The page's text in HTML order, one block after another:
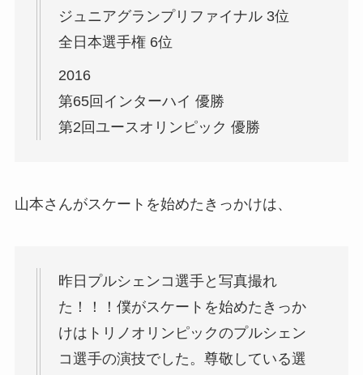
ジュニアグランプリファイナル 3位
全日本選手権 6位
2016
第65回インターハイ 優勝
第2回ユースオリンピック 優勝
山本さんがスケートを始めたきっかけは、
昨日プルシェンコ選手と写真撮れ
た！！！僕がスケートを始めたきっか
けはトリノオリンピックのプルシェン
コ選手の演技でした。尊敬している選